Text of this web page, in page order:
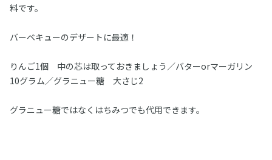
料です。
バーベキューのデザートに最適！
りんご1個 中の芯は取っておきましょう／バターorマーガリン
10グラム／グラニュー糖 大さじ2
グラニュー糖ではなくはちみつでも代用できます。